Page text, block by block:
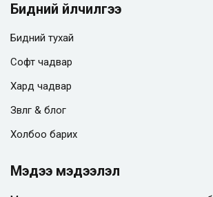
Бидний үйлчилгээ
Бидний тухай
Софт чадвар
Хард чадвар
Зөвлөгөө & блог
Холбоо барих
Мэдээ мэдээлэл